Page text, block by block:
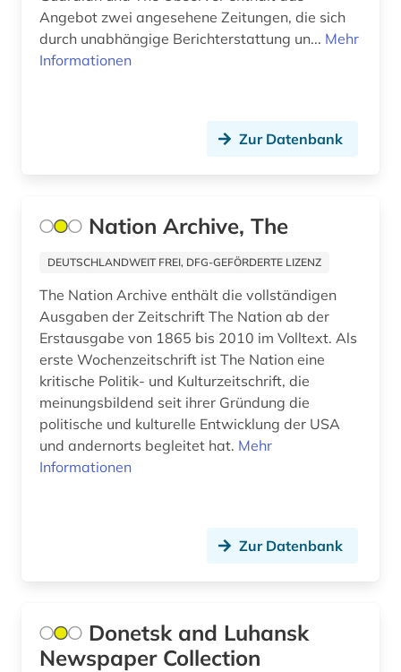
hamburg (6)
haßgau (1)
hispanistik (4)
hispanoamerika (1)
hispanoamerikanische geschichte (1)
hobart (1)
hochheim (1)
hongkong (1)
iberoromanistik (3)
Angebot zwei angesehene Zeitungen, die sich
durch unabhängige Berichterstattung un... Mehr
Informationen
Zur Datenbank
Nation Archive, The
DEUTSCHLANDWEIT FREI, DFG-GEFÖRDERTE LIZENZ
The Nation Archive enthält die vollständigen
Ausgaben der Zeitschrift The Nation ab der
Erstausgabe von 1865 bis 2010 im Volltext. Als
erste Wochenzeitschrift ist The Nation eine
kritische Politik- und Kulturzeitschrift, die
meinungsbildend seit ihrer Gründung die
politische und kulturelle Entwicklung der USA
und andernorts begleitet hat. Mehr
Informationen
Zur Datenbank
Donetsk and Luhansk
Newspaper Collection